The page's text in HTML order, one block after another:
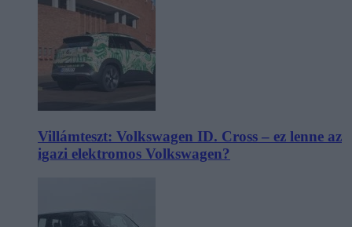
Villámteszt: Volkswagen ID. Cross – ez lenne az
igazi elektromos Volkswagen?